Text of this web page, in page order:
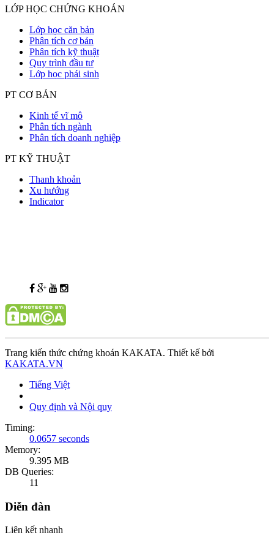
LỚP HỌC CHỨNG KHOÁN
Lớp học căn bản
Phân tích cơ bản
Phân tích kỹ thuật
Quy trình đầu tư
Lớp học phái sinh
PT CƠ BẢN
Kinh tế vĩ mô
Phân tích ngành
Phân tích doanh nghiệp
PT KỸ THUẬT
Thanh khoản
Xu hướng
Indicator
Trang kiến thức chứng khoán KAKATA. Thiết kế bởi
KAKATA.VN
Tiếng Việt
Quy định và Nội quy
Timing:
0.0657 seconds
Memory:
9.395 MB
DB Queries:
11
Diễn đàn
Liên kết nhanh